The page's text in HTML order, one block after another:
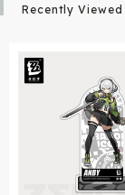
Recently Viewed